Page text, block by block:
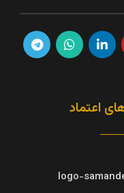
اعتماد